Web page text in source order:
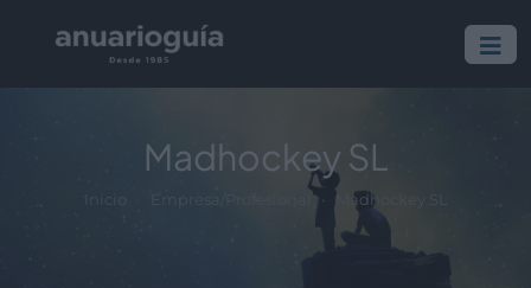
Madhockey SL
Madhockey SL